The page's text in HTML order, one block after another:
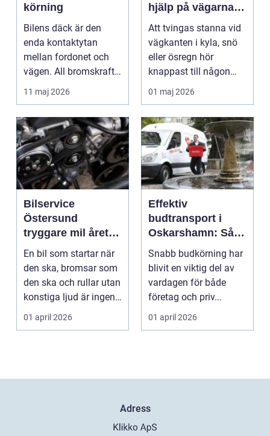
körning
Bilens däck är den
enda kontaktytan
mellan fordonet och
vägen. All bromskraft,
styrning och accelera...
11 maj 2026
hjälp på vägarna
året runt
Att tvingas stanna vid
vägkanten i kyla, snö
eller ösregn hör
knappast till någon
bilägares drömscen...
01 maj 2026
Bilservice
Östersund
tryggare mil året
runt
En bil som startar när
den ska, bromsar som
den ska och rullar utan
konstiga ljud är ingen
självklar...
01 april 2026
Effektiv
budtransport i
Oskarshamn: Så
väljer företag och
privatpersoner rätt
lösning
Snabb budkörning har
blivit en viktig del av
vardagen för både
företag och priv...
01 april 2026
Adress